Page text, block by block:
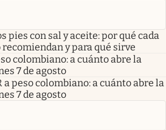
pies con sal y aceite: por qué cada
y para qué sirve
colombiano: a cuánto abre la
7 de agosto
a peso colombiano: a cuánto abre la
7 de agosto